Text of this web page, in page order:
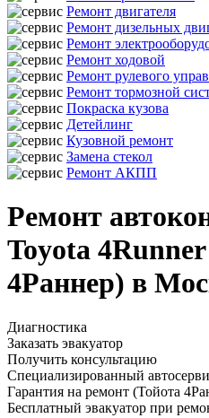
Ремонт двигателя
Ремонт дизельных
Ремонт
Ремонт ходовой
Ремонт рулевого
Ремонт тормозной
Покраска кузова
Детейлинг
Кузовной ремонт
Замена стекол
Ремонт АКПП
Ремонт
Toyota
4Раннер) в
Диагностика
Заказать эвакуатор
Получить консультацию
Специализированный
Гарантия на ремонт (Тойота
Бесплатный эвакуатор при